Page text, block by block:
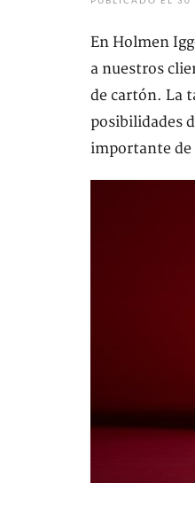
En Holmen
a nuestros
de cartón. La
posibilidades
importante de